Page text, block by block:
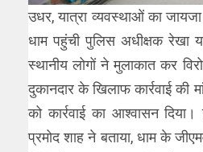
उधर, यात्रा व्यवस्थाओं का
धाम पहुंची पुलिस अधीक्षक रेखा
स्थानीय लोगों ने मुलाकात कर
दुकानदार के खिलाफ कार्रवाई की
को कार्रवाई का आश्वासन दिया।
प्रमोद शाह ने बताया, धाम के